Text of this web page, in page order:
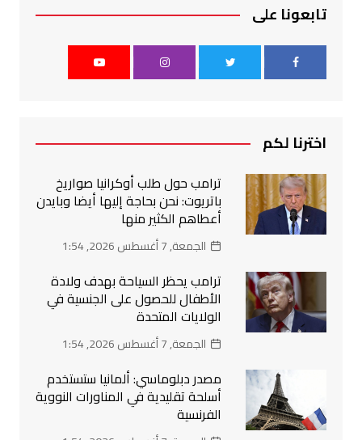
تابعونا على
اخترنا لكم
ترامب حول طلب أوكرانيا صواريخ
باتريوت: نحن بحاجة إليها أيضا وبايدن
أعطاهم الكثير منها
الجمعة, 7 أغسطس 2026, 1:54
ترامب يحظر السياحة بهدف ولادة
الأطفال للحصول على الجنسية في
الولايات المتحدة
الجمعة, 7 أغسطس 2026, 1:54
مصدر دبلوماسي: ألمانيا ستستخدم
أسلحة تقليدية في المناورات النووية
الفرنسية